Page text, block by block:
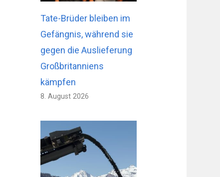
Tate-Brüder bleiben im
Gefängnis, während sie
gegen die Auslieferung
Großbritanniens
kämpfen
8. August 2026